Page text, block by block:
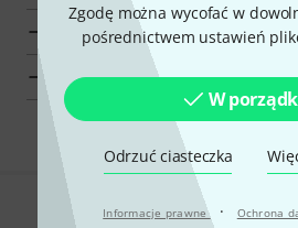
Zgodę można wycofać w
pośrednictwem ustawień
W
Odrzuć ciasteczka
Informacje prawne · Ochrona
Informacje o firmie Thomann
Thomann Instrumenty